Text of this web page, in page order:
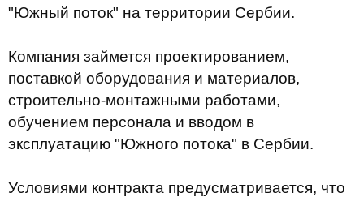
"Южный поток" на территории Сербии.
Компания займется проектированием,
поставкой оборудования и материалов,
строительно-монтажными работами,
обучением персонала и вводом в
эксплуатацию "Южного потока" в Сербии.
Условиями контракта предусматривается, что